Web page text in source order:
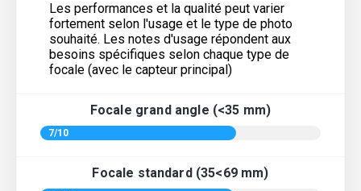
Les performances et la qualité peut varier
fortement selon l'usage et le type de photo
souhaité. Les notes d'usage répondent aux
besoins spécifiques selon chaque type de
focale (avec le capteur principal)
Focale grand angle (<35 mm)
7/10
Focale standard (35<69 mm)